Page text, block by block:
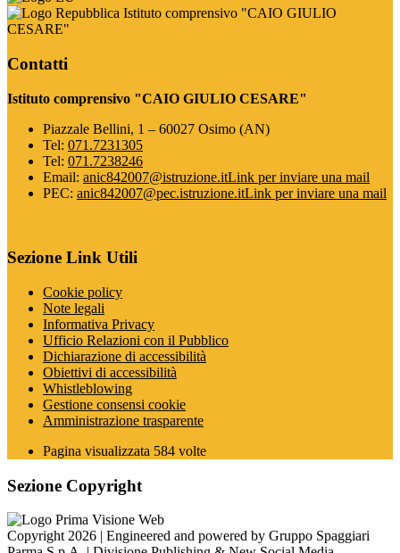
Istituto comprensivo "CAIO GIULIO
CESARE"
Contatti
Istituto comprensivo "CAIO GIULIO CESARE"
Piazzale Bellini, 1 – 60027 Osimo (AN)
Tel: 071.7231305
Tel: 071.7238246
Email: anic842007@istruzione.itLink per inviare una mail
PEC: anic842007@pec.istruzione.itLink per inviare una mail
Sezione Link Utili
Cookie policy
Note legali
Informativa Privacy
Ufficio Relazioni con il Pubblico
Dichiarazione di accessibilità
Obiettivi di accessibilità
Whistleblowing
Gestione consensi cookie
Amministrazione trasparente
Pagina visualizzata 584 volte
Sezione Copyright
Copyright 2026 | Engineered and powered by Gruppo Spaggiari